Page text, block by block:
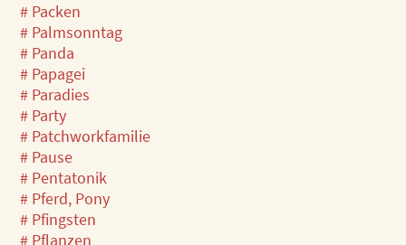
# Packen
# Palmsonntag
# Panda
# Papagei
# Paradies
# Party
# Patchworkfamilie
# Pause
# Pentatonik
# Pferd, Pony
# Pfingsten
# Pflanzen